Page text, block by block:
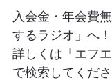
入会金・年会費
するラジオ」へ！
詳しくは「エフ
で検索してくださ